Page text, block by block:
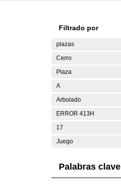
Filtrado por
plazas
Cerro
Plaza
A
Arbolado
ERROR 413H
17
Juego
Palabras clave